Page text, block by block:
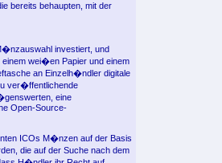
bereits behaupten, mit der
investiert, und
wei�en Papier und einem
an Einzelh�ndler digitale
ver�ffentlichende
eine
Open-Source-
ICOs M�nzen auf der Basis
die auf der Suche nach dem